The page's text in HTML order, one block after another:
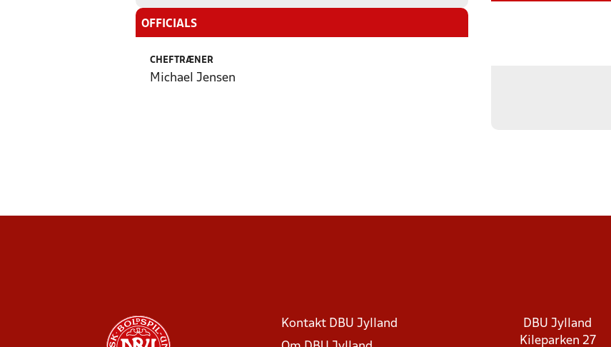
OFFICIALS
CHEFTRÆNER
Michael Jensen
Kontakt DBU Jylland
DBU Jylland
Kileparken 27